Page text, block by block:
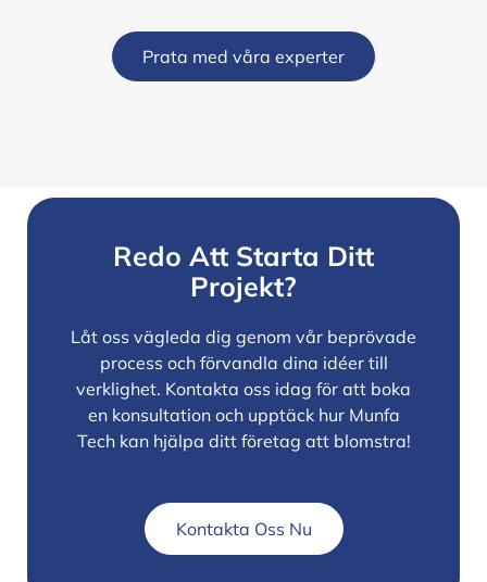
Prata med våra experter
Redo Att Starta Ditt
Projekt?
Låt oss vägleda dig genom vår beprövade
process och förvandla dina idéer till
verklighet. Kontakta oss idag för att boka
en konsultation och upptäck hur Munfa
Tech kan hjälpa ditt företag att blomstra!
Kontakta Oss Nu